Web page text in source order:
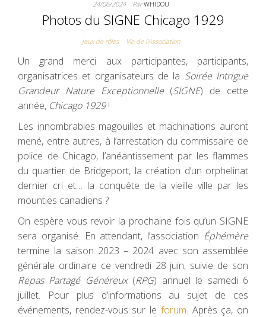
24/06/2024 ParWHIDOU
Photos du SIGNE Chicago 1929
Jeux de rôles Vie de l'Association
Un grand merci aux participantes, participants,
organisatrices et organisateurs de la Soirée Intrigue
Grandeur Nature Exceptionnelle(SIGNE) de cette
année, Chicago 1929!
Les innombrables magouilles et machinations auront
mené, entre autres, à l’arrestation du commissaire de
police de Chicago, l’anéantissement par les flammes
du quartier de Bridgeport, la création d’un orphelinat
dernier cri et… la conquête de la vieille ville par les
mounties canadiens ?
On espère vous revoir la prochaine fois qu’un SIGNE
sera organisé. En attendant, l’association Éphémère
termine la saison 2023 – 2024 avec son assemblée
générale ordinaire ce vendredi 28 juin, suivie de son
Repas Partagé Généreux(RPG) annuel le samedi 6
juillet. Pour plus d’informations au sujet de ces
événements, rendez-vous sur le forum. Après ça, on